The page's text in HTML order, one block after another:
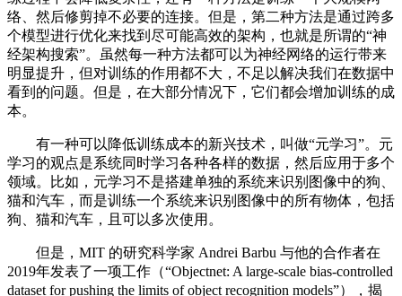
络、然后修剪掉不必要的连接。但是，第二种方法是通过跨多
个模型进行优化来找到尽可能高效的架构，也就是所谓的“神
经架构搜索”。虽然每一种方法都可以为神经网络的运行带来
明显提升，但对训练的作用都不大，不足以解决我们在数据中
看到的问题。但是，在大部分情况下，它们都会增加训练的成
本。
有一种可以降低训练成本的新兴技术，叫做“元学习”。元
学习的观点是系统同时学习各种各样的数据，然后应用于多个
领域。比如，元学习不是搭建单独的系统来识别图像中的狗、
猫和汽车，而是训练一个系统来识别图像中的所有物体，包括
狗、猫和汽车，且可以多次使用。
但是，MIT 的研究科学家 Andrei Barbu 与他的合作者在
2019年发表了一项工作（“Objectnet: A large-scale bias-controlled
dataset for pushing the limits of object recognition models”），揭